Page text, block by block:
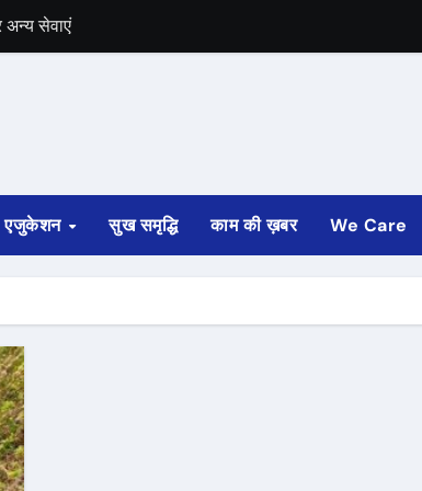
सेवाएं
पटरी से उतरी
एजुकेशन सुख समृद्धि काम की ख़बर We Care